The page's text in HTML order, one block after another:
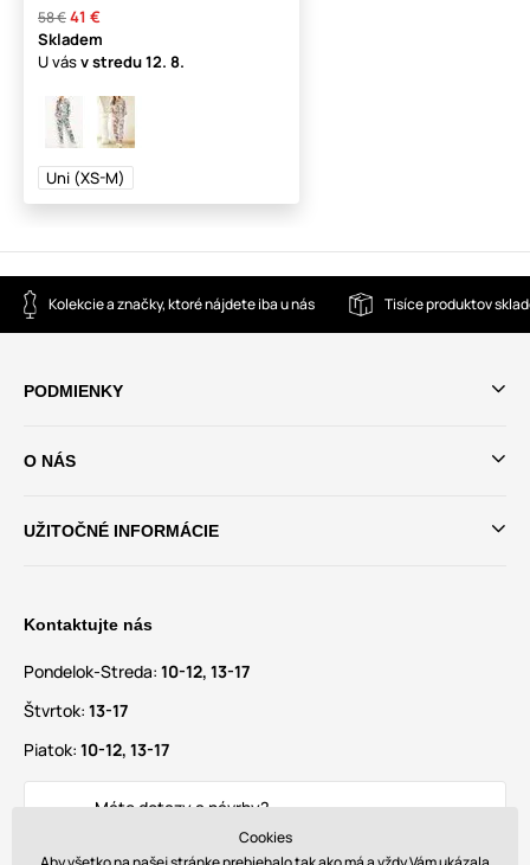
58 €41 €
Skladem
U vásv stredu12. 8.
Uni (XS-M)
Kolekcie a značky, ktoré nájdete iba u nás Tisíce produktov
PODMIENKY
O NÁS
UŽITOČNÉ INFORMÁCIE
Kontaktujte nás
Pondelok-Streda: 10-12, 13-17
Štvrtok: 13-17
Piatok: 10-12, 13-17
Máte dotazy a návrhy?
info@glamadise.skCookies